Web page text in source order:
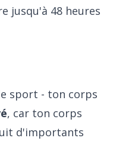
jusqu'à 48 heures
sport - ton corps
, car ton corps
d'importants